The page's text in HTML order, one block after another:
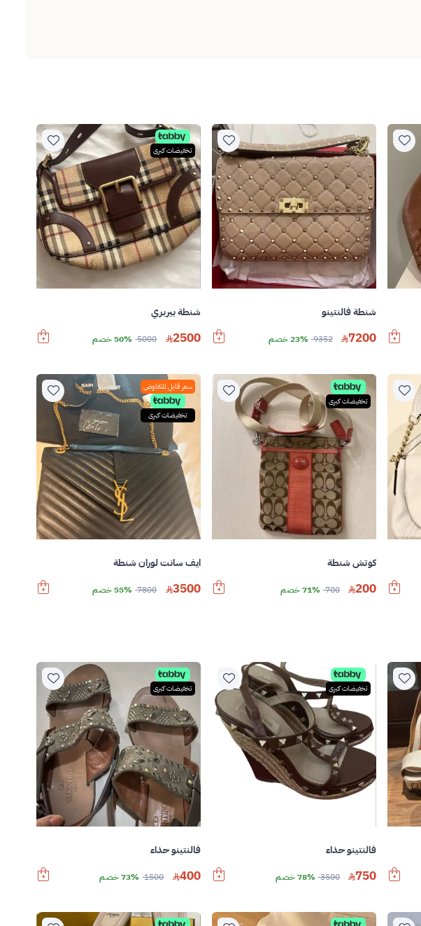
شنطة فالنتينو
7200
9352 23% خصم
تخفيضات كبرى
شنطة بيربري
2500
5000 50% خصم
تخفيضات كبرى
كوتش شنطة
200
700 71% خصم
سعر قابل للتفاوض
تخفيضات كبرى
ايف سانت لوران شنطة
3500
7800 55% خصم
تخفيضات كبرى
فالنتينو حذاء
750
3500 78% خصم
تخفيضات كبرى
فالنتينو حذاء
400
1500 73% خصم